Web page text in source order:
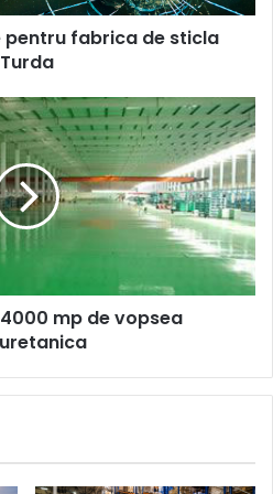
pentru fabrica de sticla
Turda
mp de vopsea